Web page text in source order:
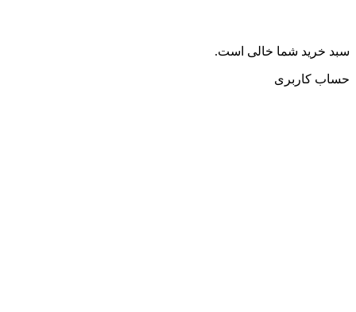
سبد خرید شما خالی است.
حساب کاربری